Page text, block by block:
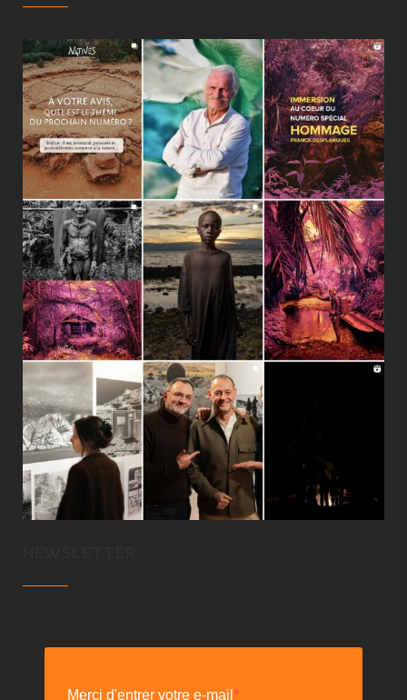
Merci d'entrer votre e-mail